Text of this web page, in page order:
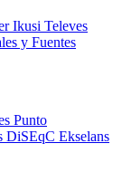
Ikusi Televes
y Fuentes
Punto
DiSEqC Ekselans